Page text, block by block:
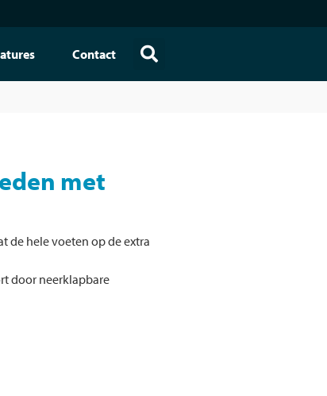
Contact
met
de hele voeten op de extra
door neerklapbare